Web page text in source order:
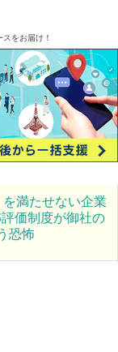
をお届け！
満たせない企業
価制度が御社の
恐怖